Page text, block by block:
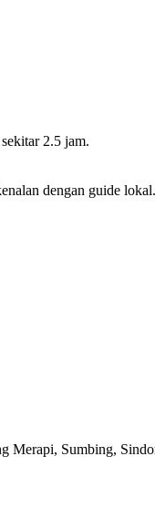
2.5 jam.
dengan guide lokal.
Merapi, Sumbing,